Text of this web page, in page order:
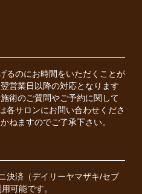
るのにお時間をいただくことが
営業日以降の対応となります
術のご質問やご予約に関して
各サロンにお問い合わせくださ
ねますのでご了承下さい。
決済（デイリーヤマザキ/セブ
可能です。